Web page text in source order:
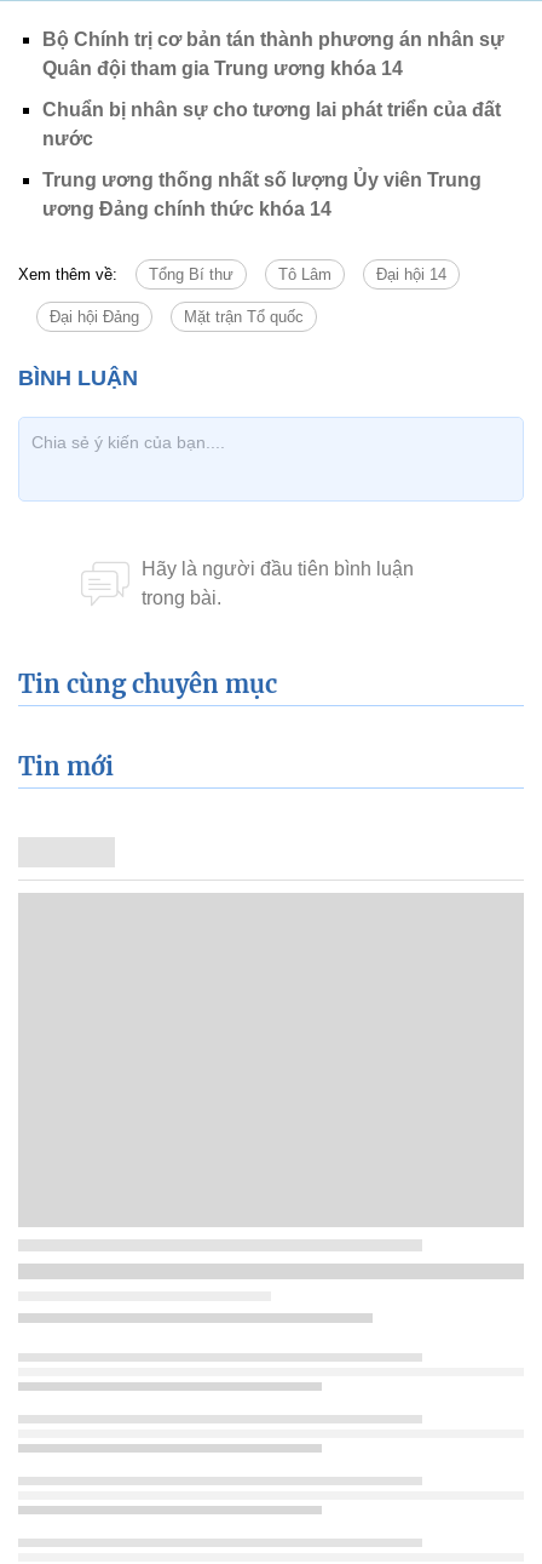
Bộ Chính trị cơ bản tán thành phương án nhân sự
Quân đội tham gia Trung ương khóa 14
Chuẩn bị nhân sự cho tương lai phát triển của đất
nước
Trung ương thống nhất số lượng Ủy viên Trung
ương Đảng chính thức khóa 14
Xem thêm về: Tổng Bí thư Tô Lâm Đại hội 14
Đại hội Đảng Mặt trận Tổ quốc
Tin cùng chuyên mục
Tin mới